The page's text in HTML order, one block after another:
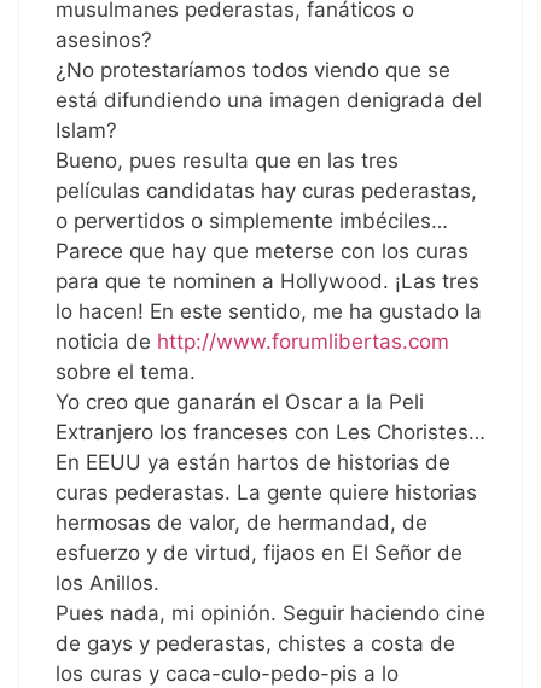
musulmanes pederastas, fanáticos o
asesinos?
¿No protestaríamos todos viendo que se
está difundiendo una imagen denigrada del
Islam?
Bueno, pues resulta que en las tres
películas candidatas hay curas pederastas,
o pervertidos o simplemente imbéciles…
Parece que hay que meterse con los curas
para que te nominen a Hollywood. ¡Las tres
lo hacen! En este sentido, me ha gustado la
noticia de http://www.forumlibertas.com
sobre el tema.
Yo creo que ganarán el Oscar a la Peli
Extranjero los franceses con Les Choristes…
En EEUU ya están hartos de historias de
curas pederastas. La gente quiere historias
hermosas de valor, de hermandad, de
esfuerzo y de virtud, fijaos en El Señor de
los Anillos.
Pues nada, mi opinión. Seguir haciendo cine
de gays y pederastas, chistes a costa de
los curas y caca-culo-pedo-pis a lo